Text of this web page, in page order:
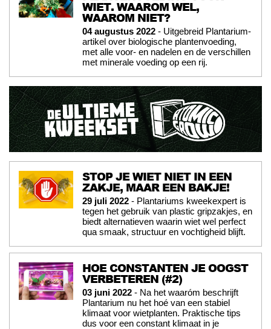
WIET. WAAROM WEL,
WAAROM NIET?
04 augustus 2022 - Uitgebreid Plantarium-
artikel over biologische plantenvoeding,
met alle voor- en nadelen en de verschillen
met minerale voeding op een rij.
STOP JE WIET NIET IN EEN
ZAKJE, MAAR EEN BAKJE!
29 juli 2022 - Plantariums kweekexpert is
tegen het gebruik van plastic gripzakjes, en
biedt alternatieven waarin wiet wel perfect
qua smaak, structuur en vochtigheid blijft.
HOE CONSTANTEN JE OOGST
VERBETEREN (#2)
03 juni 2022 - Na het waaróm beschrijft
Plantarium nu het hoé van een stabiel
klimaat voor wietplanten. Praktische tips
dus voor een constant klimaat in je